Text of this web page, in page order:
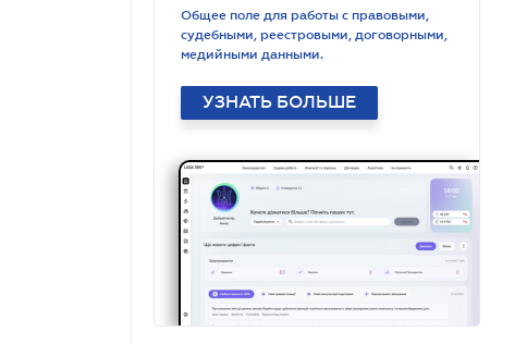
Общее поле для работы с правовыми,
судебными, реестровыми, договорными,
медийными данными.
УЗНАТЬ БОЛЬШЕ